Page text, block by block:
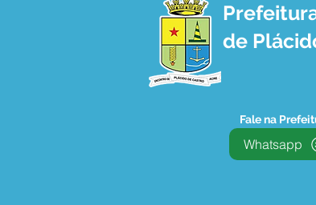
Corpo de Bombeiros
oficina com a terceira
sobre ações em
emergências
de
Fale na
Whatsapp